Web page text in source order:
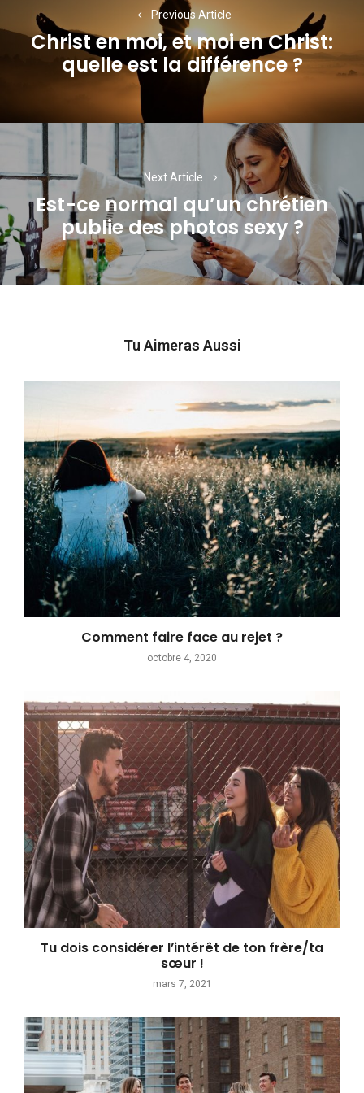
l’article
Previous Article
Previous
post:
Christ en moi, et moi en Christ:
quelle est la différence ?
Next Article
Next
post:
Est-ce normal qu’un chrétien
publie des photos sexy ?
Tu Aimeras Aussi
Comment faire face au rejet ?
octobre 4, 2020
Tu dois considérer l’intérêt de ton frère/ta
sœur !
mars 7, 2021